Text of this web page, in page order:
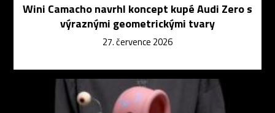
Wini Camacho navrhl koncept kupé Audi Zero s
výraznými geometrickými tvary
27. července 2026